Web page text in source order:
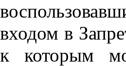
входом в
к которым